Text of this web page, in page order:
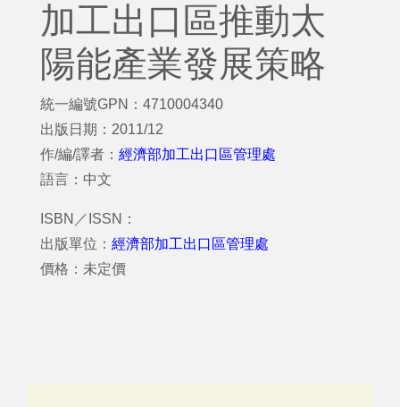
加工出口區推動太
陽能產業發展策略
統一編號GPN：4710004340
出版日期：2011/12
作/編/譯者： 經濟部加工出口區管理處
語言：中文
ISBN／ISSN：
出版單位： 經濟部加工出口區管理處
價格：未定價